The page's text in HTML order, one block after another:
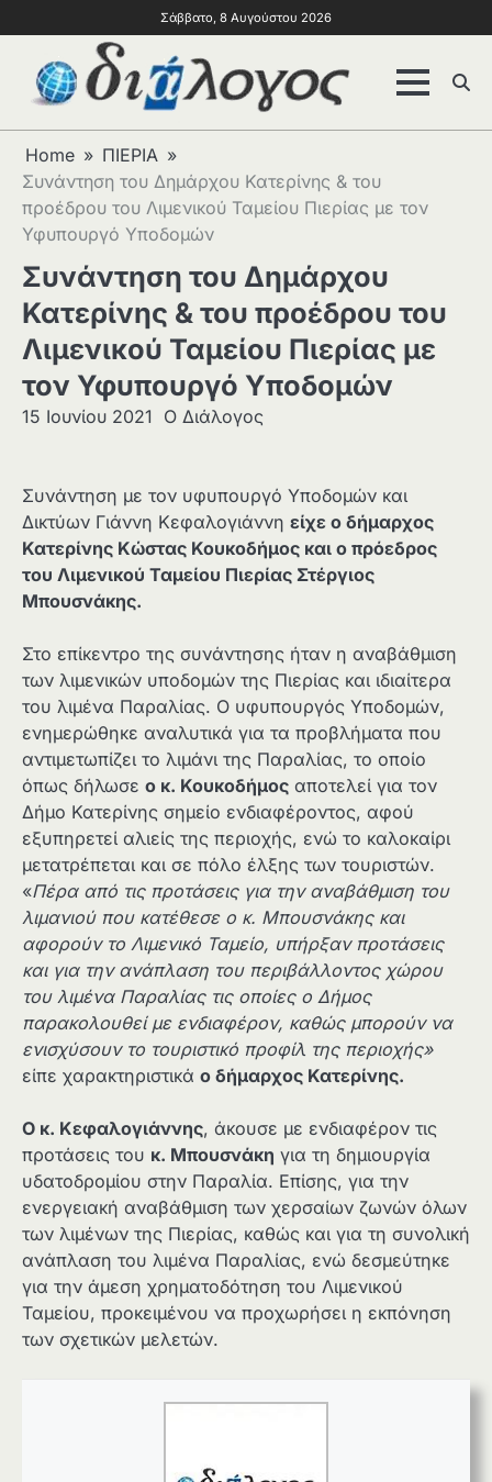
Σάββατο, 8 Αυγούστου 2026
Home
ΠΙΕΡΙΑ
Συνάντηση του Δημάρχου Κατερίνης & του
προέδρου του Λιμενικού Ταμείου Πιερίας με τον
Υφυπουργό Υποδομών
Συνάντηση του Δημάρχου
Κατερίνης & του προέδρου του
Λιμενικού Ταμείου Πιερίας με
τον Υφυπουργό Υποδομών
15 Ιουνίου 2021 Ο Διάλογος
Συνάντηση με τον υφυπουργό Υποδομών και
Δικτύων Γιάννη Κεφαλογιάννη είχε ο δήμαρχος
Κατερίνης Κώστας Κουκοδήμος και ο πρόεδρος
του Λιμενικού Ταμείου Πιερίας Στέργιος
Μπουσνάκης.
Στο επίκεντρο της συνάντησης ήταν η αναβάθμιση
των λιμενικών υποδομών της Πιερίας και ιδιαίτερα
του λιμένα Παραλίας. Ο υφυπουργός Υποδομών,
ενημερώθηκε αναλυτικά για τα προβλήματα που
αντιμετωπίζει το λιμάνι της Παραλίας, το οποίο
όπως δήλωσε ο κ. Κουκοδήμος αποτελεί για τον
Δήμο Κατερίνης σημείο ενδιαφέροντος, αφού
εξυπηρετεί αλιείς της περιοχής, ενώ το καλοκαίρι
μετατρέπεται και σε πόλο έλξης των τουριστών.
«Πέρα από τις προτάσεις για την αναβάθμιση του
λιμανιού που κατέθεσε ο κ. Μπουσνάκης και
αφορούν το Λιμενικό Ταμείο, υπήρξαν προτάσεις
και για την ανάπλαση του περιβάλλοντος χώρου
του λιμένα Παραλίας τις οποίες ο Δήμος
παρακολουθεί με ενδιαφέρον, καθώς μπορούν να
ενισχύσουν το τουριστικό προφίλ της περιοχής»
είπε χαρακτηριστικά ο δήμαρχος Κατερίνης.
Ο κ. Κεφαλογιάννης, άκουσε με ενδιαφέρον τις
προτάσεις του κ. Μπουσνάκη για τη δημιουργία
υδατοδρομίου στην Παραλία. Επίσης, για την
ενεργειακή αναβάθμιση των χερσαίων ζωνών όλων
των λιμένων της Πιερίας, καθώς και για τη συνολική
ανάπλαση του λιμένα Παραλίας, ενώ δεσμεύτηκε
για την άμεση χρηματοδότηση του Λιμενικού
Ταμείου, προκειμένου να προχωρήσει η εκπόνηση
των σχετικών μελετών.